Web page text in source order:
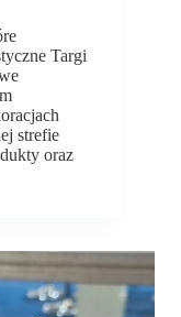
Targi
strefie
oraz